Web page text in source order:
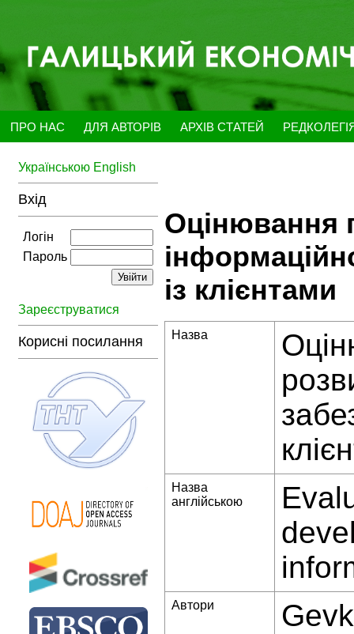
ПРО НАС ДЛЯ АВТОРІВ АРХІВ СТАТЕЙ
Українською English
Вхід
Логін
Пароль
Зареєструватися
Корисні посилання
Оцінювання
із клієнтами
Назва
Назва
англійською
Автори